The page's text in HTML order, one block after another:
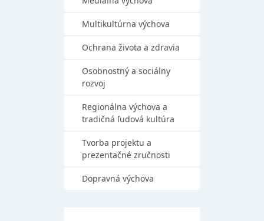
Multikultúrna výchova
Ochrana života a zdravia
Osobnostný a sociálny
rozvoj
Regionálna výchova a
tradičná ľudová kultúra
Tvorba projektu a
prezentačné zručnosti
Dopravná výchova